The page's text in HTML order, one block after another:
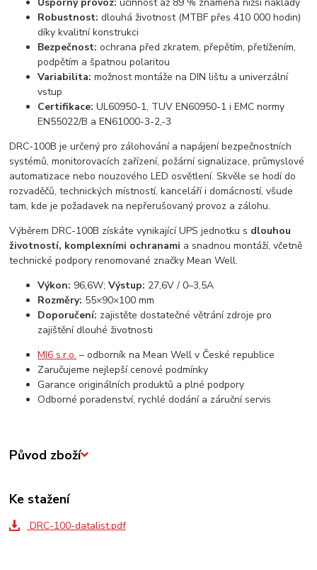
Robustnost: dlouhá životnost (MTBF přes 410 000 hodin)
díky kvalitní konstrukci
Bezpečnost: ochrana před zkratem, přepětím, přetížením,
podpětím a špatnou polaritou
Variabilita: možnost montáže na DIN lištu a univerzální
vstup
Certifikace: UL60950-1, TUV EN60950-1 i EMC normy
EN55022/B a EN61000-3-2,-3
DRC-100B je určený pro zálohování a napájení bezpečnostních
systémů, monitorovacích zařízení, požární signalizace, průmyslové
automatizace nebo nouzového LED osvětlení. Skvěle se hodí do
rozvaděčů, technických místností, kanceláří i domácností, všude
tam, kde je požadavek na nepřerušovaný provoz a zálohu.
Výběrem DRC-100B získáte vynikající UPS jednotku s dlouhou
životností, komplexními ochranami a snadnou montáží, včetně
technické podpory renomované značky Mean Well.
Výkon: 96,6W;Výstup: 27,6V / 0–3,5A
Rozměry: 55×90×100 mm
Doporučení: zajistěte dostatečné větrání zdroje pro
zajištění dlouhé životnosti
MI6 s.r.o. – odborník na Mean Well v České republice
Zaručujeme nejlepší cenové podmínky
Garance originálních produktů a plné podpory
Odborné poradenství, rychlé dodání a záruční servis
Původ zboží
Ke stažení
DRC-100-datalist.pdf